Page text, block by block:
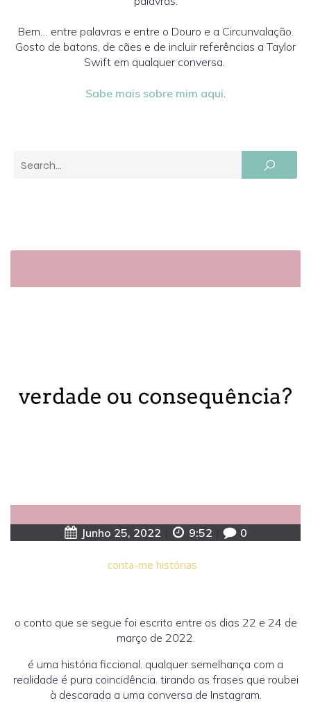
Bem… entre palavras e entre o Douro e a Circunvalação.
Gosto de batons, de cães e de incluir referências a Taylor
Swift em qualquer conversa.
Sabe mais sobre mim aqui.
Junho 25, 2022 9:52 0
conta-me histórias
o conto que se segue foi escrito entre os dias 22 e 24 de
março de 2022.
é uma história ficcional. qualquer semelhança com a
realidade é pura coincidência. tirando as frases que roubei
à descarada a uma conversa de Instagram.